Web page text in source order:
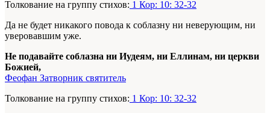
Толкование на группу стихов: 1 Кор: 10: 32-32
Да не будет никакого повода к соблазну ни неверующим, ни
уверовавшим уже.
Не подавайте соблазна ни Иудеям, ни Еллинам, ни церкви
Божией,
Феофан Затворник святитель
Толкование на группу стихов: 1 Кор: 10: 32-32